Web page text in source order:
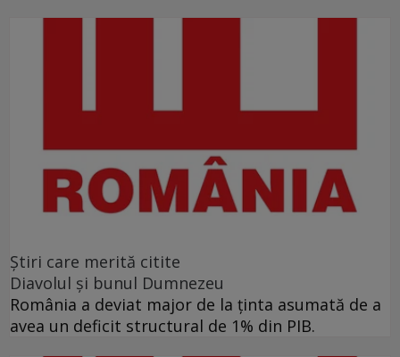
Ştiri care merită citite
Diavolul și bunul Dumnezeu
România a deviat major de la ținta asumată de a
avea un deficit structural de 1% din PIB.